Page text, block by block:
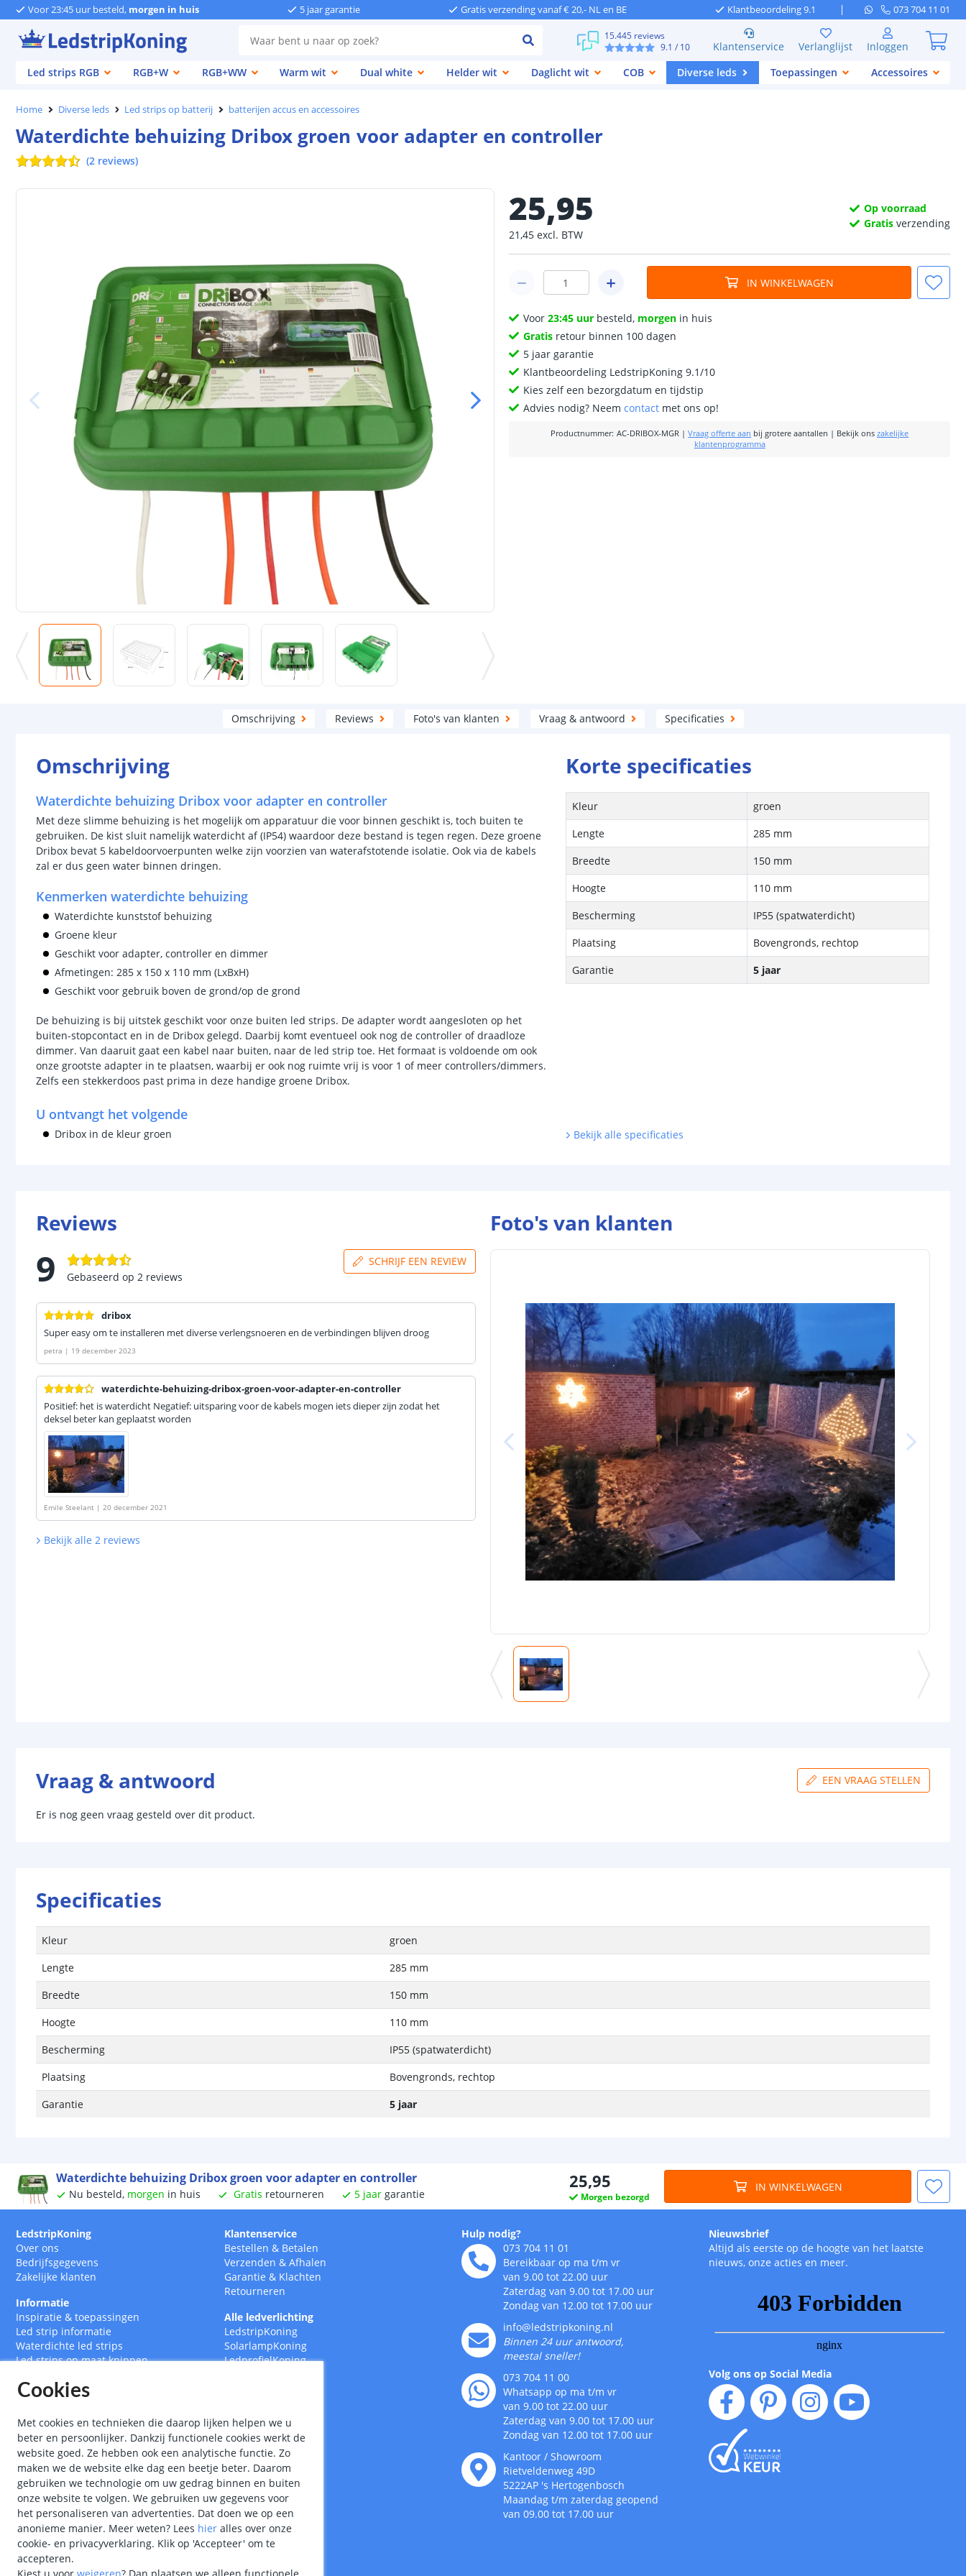
Voor 23:45 uur besteld, morgen in huis 5 jaar garantie Gratis verzending vanaf € 20,- NL en BE Klantbeoordeling 9.1 073 704 11 01
15.445 reviews
9.1 / 10 Klantenservice Verlanglijst
Inloggen
Led strips RGB
RGB+W RGB+WW Warm wit Dual white Helder wit Daglicht wit COB Diverse leds Toepassingen Accessoires
Home Diverse leds Led strips op batterij batterijen accus en accessoires
Waterdichte behuizing Dribox groen voor adapter en controller
(2 reviews)
25,95
21,45 excl. BTW
Op voorraad
Gratis verzending
IN WINKELWAGEN
Voor23:45 uur besteld, morgen in huis
Gratis retour binnen 100 dagen
5 jaar garantie
Klantbeoordeling LedstripKoning 9.1/10
Kies zelf een bezorgdatum en tijdstip
Advies nodig? Neemcontact met ons op!
Productnummer: AC-DRIBOX-MGR |Vraag offerte aan bij grotere aantallen | Bekijk ons zakelijke
klantenprogramma
Omschrijving Reviews Foto's van klanten Vraag & antwoord Specificaties
Omschrijving
Waterdichte behuizing Dribox voor adapter en controller
Met deze slimme behuizing is het mogelijk om apparatuur die voor binnen geschikt is, toch buiten te
gebruiken. De kist sluit namelijk waterdicht af (IP54) waardoor deze bestand is tegen regen. Deze groene
Dribox bevat 5 kabeldoorvoerpunten welke zijn voorzien van waterafstotende isolatie. Ook via de kabels
zal er dus geen water binnen dringen.
Kenmerken waterdichte behuizing
Waterdichte kunststof behuizing
Groene kleur
Geschikt voor adapter, controller en dimmer
Afmetingen: 285 x 150 x 110 mm (LxBxH)
Geschikt voor gebruik boven de grond/op de grond
De behuizing is bij uitstek geschikt voor onze buiten led strips. De adapter wordt aangesloten op het
buiten-stopcontact en in de Dribox gelegd. Daarbij komt eventueel ook nog de controller of draadloze
dimmer. Van daaruit gaat een kabel naar buiten, naar de led strip toe. Het formaat is voldoende om ook
onze grootste adapter in te plaatsen, waarbij er ook nog ruimte vrij is voor 1 of meer controllers/dimmers.
Zelfs een stekkerdoos past prima in deze handige groene Dribox.
U ontvangt het volgende
Dribox in de kleur groen
Korte specificaties
Kleur
groen
Lengte
285 mm
Breedte
150 mm
Hoogte
110 mm
Bescherming
IP55 (spatwaterdicht)
Plaatsing
Bovengronds, rechtop
Garantie
5 jaar
Bekijk alle specificaties
Reviews
9 Gebaseerd op 2 reviews
SCHRIJF EEN REVIEW
dribox
Super easy om te installeren met diverse verlengsnoeren en de verbindingen blijven droog
petra | 19 december 2023
waterdichte-behuizing-dribox-groen-voor-adapter-en-controller
Positief: het is waterdicht Negatief: uitsparing voor de kabels mogen iets dieper zijn zodat het
deksel beter kan geplaatst worden
Emile Steelant | 20 december 2021
Bekijk alle 2 reviews
Foto's van klanten
Vraag & antwoord EEN VRAAG STELLEN
Er is nog geen vraag gesteld over dit product.
Specificaties
Kleur
groen
Lengte
285 mm
Breedte
150 mm
Hoogte
110 mm
Bescherming
IP55 (spatwaterdicht)
Plaatsing
Bovengronds, rechtop
Garantie
5 jaar
Waterdichte behuizing Dribox groen voor adapter en controller
Nu besteld, morgen in huis Gratis retourneren 5 jaar garantie
25,95
Morgen bezorgd
IN WINKELWAGEN
LedstripKoning
Over ons
Bedrijfsgegevens
Zakelijke klanten
Informatie
Inspiratie & toepassingen
Led strip informatie
Waterdichte led strips
Led strips op maat knippen
Ledstrips 12 Volt
Klantenservice
Bestellen & Betalen
Verzenden & Afhalen
Garantie & Klachten
Retourneren
Alle ledverlichting
LedstripKoning
SolarlampKoning
LedprofielKoning
Hulp nodig?
073 704 11 01
Bereikbaar op ma t/m vr
van 9.00 tot 22.00 uur
Zaterdag van 9.00 tot 17.00 uur
Zondag van 12.00 tot 17.00 uur
info@ledstripkoning.nl
Binnen 24 uur antwoord,
meestal sneller!
073 704 11 00
Whatsapp op ma t/m vr
van 9.00 tot 22.00 uur
Zaterdag van 9.00 tot 17.00 uur
Zondag van 12.00 tot 17.00 uur
Kantoor / Showroom
Rietveldenweg 49D
5222AP 's Hertogenbosch
Maandag t/m zaterdag geopend
van 09.00 tot 17.00 uur
Nieuwsbrief
Altijd als eerste op de hoogte van het laatste
nieuws, onze acties en meer.
Volg ons op Social Media
Cookies
Met cookies en technieken die daarop lijken helpen we u
beter en persoonlijker. Dankzij functionele cookies werkt de
website goed. Ze hebben ook een analytische functie. Zo
maken we de website elke dag een beetje beter. Daarom
gebruiken we technologie om uw gedrag binnen en buiten
onze website te volgen. We gebruiken uw gegevens voor
het personaliseren van advertenties. Dat doen we op een
anonieme manier. Meer weten? Lees hier alles over onze
cookie- en privacyverklaring. Klik op 'Accepteer' om te
accepteren.